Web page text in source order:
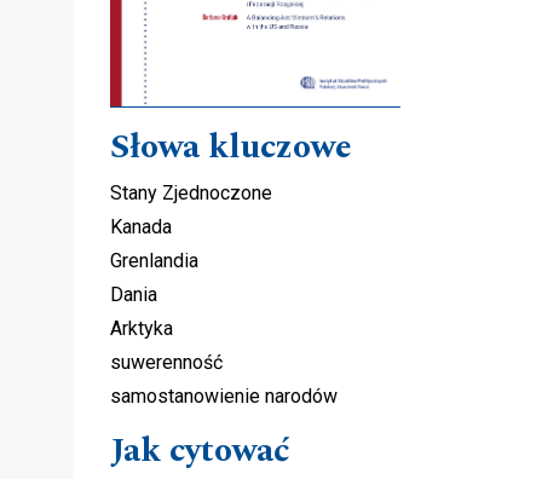
Słowa kluczowe
Stany Zjednoczone
Kanada
Grenlandia
Dania
Arktyka
suwerenność
samostanowienie narodów
Jak cytować